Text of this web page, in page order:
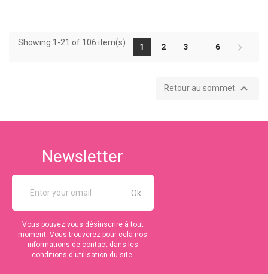
Showing 1-21 of 106 item(s) 1 2 3 6
Retour au sommet 
Newsletter
Vous pouvez vous désinscrire à tout
moment. Vous trouverez pour cela nos
informations de contact dans les
conditions d'utilisation du site.